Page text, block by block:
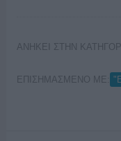
ΑΝΗΚΕΙ ΣΤΗΝ
ΕΠΙΣΗΜΑΣΜΕΝΟ ΜΕ: